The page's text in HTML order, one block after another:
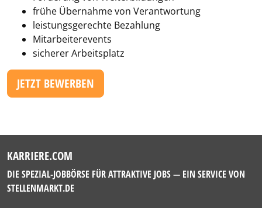
frühe Übernahme von Verantwortung
leistungsgerechte Bezahlung
Mitarbeiterevents
sicherer Arbeitsplatz
JETZT BEWERBEN
KARRIERE.COM
DIE SPEZIAL-JOBBÖRSE FÜR ATTRAKTIVE JOBS — EIN SERVICE VON
STELLENMARKT.DE